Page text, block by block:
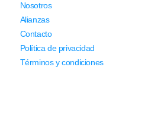
Nosotros
Alianzas
Contacto
Política de privacidad
Términos y condiciones